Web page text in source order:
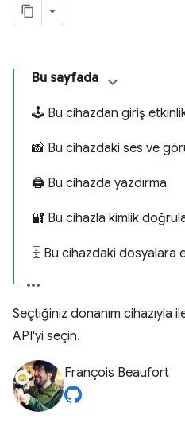
Bu sayfada
🕹 Bu cihazdan giriş
📸 Bu cihazdaki ses ve
🖨 Bu cihazda yazdırma
🔐 Bu cihazla kimlik
🗄 Bu cihazdaki dosyalara
Seçtiğiniz donanım cihazıyla
API'yi seçin.
François Beaufort